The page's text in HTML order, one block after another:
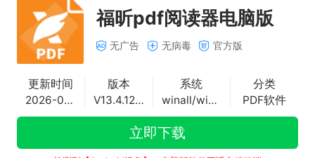
福昕pdf阅读器电脑版
无广告 无病毒 官方版
更新时间
2026-06-16
版本
V13.4.129.26781
系统
winall/win7/win10/win11
分类
PDF软件
立即下载